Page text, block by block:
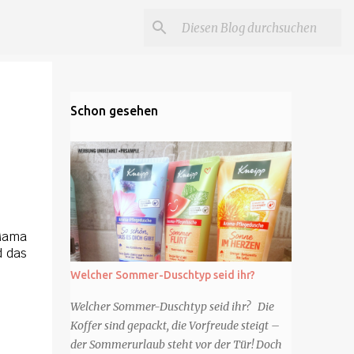
das
Schon gesehen
Welcher Sommer-Duschtyp seid ihr?
Welcher Sommer-Duschtyp seid ihr? Die
Koffer sind gepackt, die Vorfreude steigt –
der Sommerurlaub steht vor der Tür! Doch